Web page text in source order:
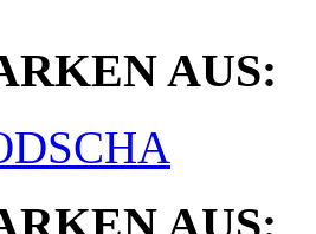
AUS: